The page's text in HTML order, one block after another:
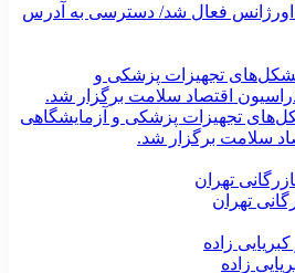
فعال شد/ دسترسی به آدرس
تجهیزات پزشکی و آزمایشگاهی
سلامت برگزار شد.
تهران
زاده